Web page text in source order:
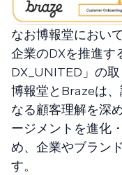
なお博報堂におい
企業のDXを推進す
DX_UNITED」の取
博報堂とBrazeは
なる顧客理解を深
ージメントを進化
め、企業やブラン
す。